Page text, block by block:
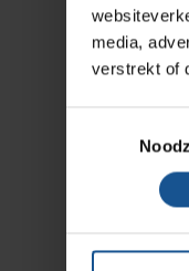
media,
verstrekt of
Farmaceutische
Solutions
RVS
Modulaire
Opslagsystemen
voorraadbeheer